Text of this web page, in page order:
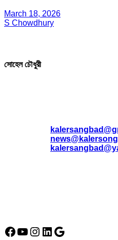
March 18, 2026
S Chowdhury
সোহেল চৌধুরী
Facebook
YouTube
Instagram
LinkedIn
Google